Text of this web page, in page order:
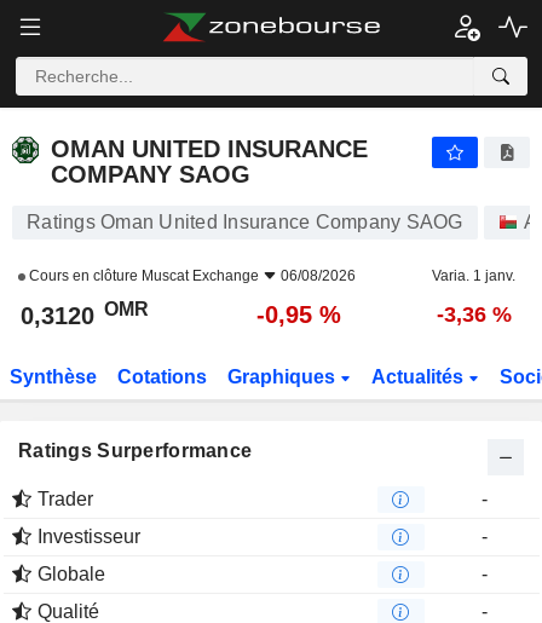
OMAN UNITED INSURANCE
COMPANY SAOG
Ratings Oman United Insurance Company SAOG
Cours en clôture Muscat Exchange 06/08/2026 Varia. 1 janv.
0,3120 OMR -0,95 % -3,36 %
Synthèse Cotations Graphiques Actualités
Ratings Surperformance
Trader
-
Investisseur
-
Globale
-
Qualité
-